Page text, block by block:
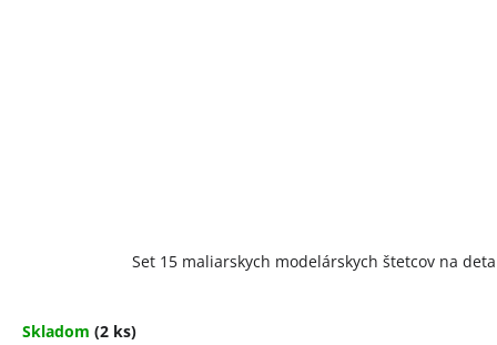
Set 15 maliarskych modelárskych štetcov na
Skladom (2 ks)